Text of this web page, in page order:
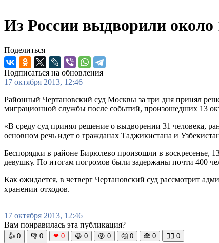
Из России выдворили
Поделиться
Подписаться на обновления
17 октября 2013, 12:46
Районный Чертановский суд Москвы за три дня принял
миграционной службы после событий, произошедших 13
«В среду суд принял решение о выдворении 31 человека,
основном речь идет о гражданах Таджикистана и
Беспорядки в районе Бирюлево произошли в воскресенье,
девушку. По итогам погромов были задержаны почти 400
Как ожидается, в четверг Чертановский суд рассмотрит
хранении отходов.
17 октября 2013, 12:46
Вам понравилась эта публикация?
👍 0 👎 0 ❤ 0 😆 0 😡 0 🤔 0 🙈 0 🧘‍♀️ 0